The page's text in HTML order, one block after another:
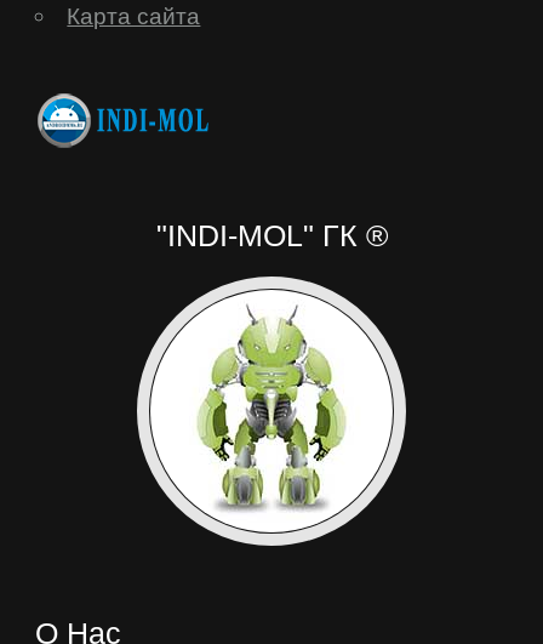
Карта сайта
"INDI-MOL" ГК ®
О Нас